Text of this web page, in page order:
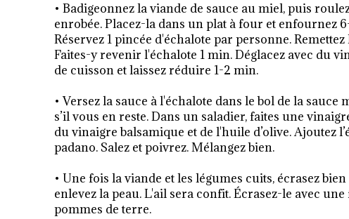
• Badigeonnez la viande de sauce au miel, puis
enrobée. Placez-la dans un plat à four et enfournez
Réservez 1 pincée d'échalote par personne.
Faites-y revenir l'échalote 1 min. Déglacez avec du
de cuisson et laissez réduire 1-2 min.
• Versez la sauce à l'échalote dans le bol de la
s’il vous en reste. Dans un saladier, faites une
du vinaigre balsamique et de l'huile d’olive. Ajoutez
padano. Salez et poivrez. Mélangez bien.
• Une fois la viande et les légumes cuits, écrasez
enlevez la peau. L'ail sera confit. Écrasez-le avec
pommes de terre.